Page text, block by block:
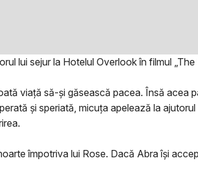
lui sejur la Hotelul Overlook în filmul „The
viață să-și găsească pacea. Însă acea
și speriată, micuța apelează la
împotriva lui Rose. Dacă Abra își